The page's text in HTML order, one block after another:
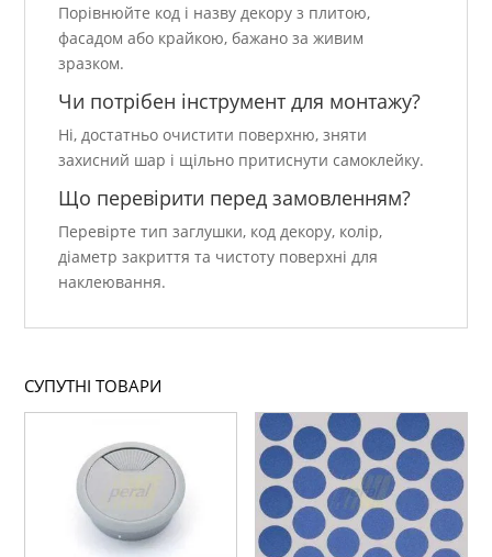
Порівнюйте код і назву декору з плитою,
фасадом або крайкою, бажано за живим
зразком.
Чи потрібен інструмент для монтажу?
Ні, достатньо очистити поверхню, зняти
захисний шар і щільно притиснути самоклейку.
Що перевірити перед замовленням?
Перевірте тип заглушки, код декору, колір,
діаметр закриття та чистоту поверхні для
наклеювання.
СУПУТНІ ТОВАРИ